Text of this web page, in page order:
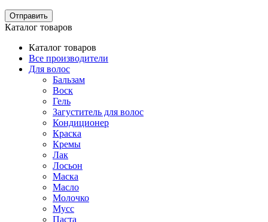
Отправить
Каталог товаров
Каталог товаров
Все производители
Для волос
Бальзам
Воск
Гель
Загуститель для волос
Кондиционер
Краска
Кремы
Лак
Лосьон
Маска
Масло
Молочко
Мусс
Паста